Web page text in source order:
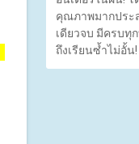
คุณภาพมากประ
เดียวจบ มีครบทุ
ถึงเรียนซ้ำไม่อั้น!